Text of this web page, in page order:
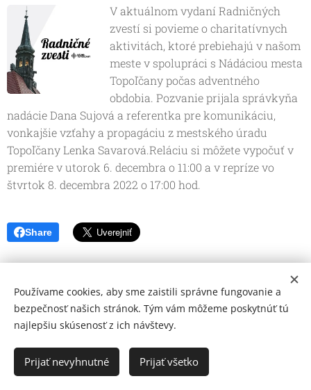
V aktuálnom vydaní Radničných
zvestí si povieme o charitatívnych
aktivitách, ktoré prebiehajú v našom
meste v spolupráci s Nádáciou mesta
Topoľčany počas adventného
obdobia. Pozvanie prijala správkyňa
nadácie Dana Sujová a referentka pre komunikáciu,
vonkajšie vzťahy a propagáciu z mestského úradu
Topoľčany Lenka Savarová.Reláciu si môžete vypočuť v
premiére v utorok 6. decembra o 11:00 a v repríze vo
štvrtok 8. decembra 2022 o 17:00 hod.
Share
© 2026 Mediálna a kultúrna spoločnosť Topoľčany, s.r.o.
Ochrana osobných údajov
www.kulturato.sk
Cookies
Používame cookies, aby sme zaistili správne fungovanie a
bezpečnosť našich stránok. Tým vám môžeme poskytnúť tú
najlepšiu skúsenosť z ich návštevy.
Prijať nevyhnutné Prijať všetko